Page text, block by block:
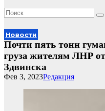
Новости
Почти пять тонн
груза жителям ЛНР
Здвинска
Редакция
Фев 3, 2023